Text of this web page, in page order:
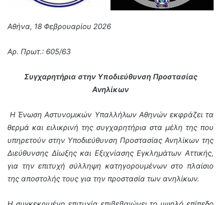
Αθήνα, 18 Φεβρουαρίου 2026
Αρ. Πρωτ.: 605/63
Συγχαρητήρια στην Υποδιεύθυνση Προστασίας
Ανηλίκων
Η Ένωση Αστυνομικών Υπαλλήλων Αθηνών εκφράζει τα
θερμά και ειλικρινή της συγχαρητήρια στα μέλη της που
υπηρετούν στην Υποδιεύθυνση Προστασίας Ανηλίκων της
Διεύθυνσης Δίωξης και Εξιχνίασης Εγκλημάτων Αττικής,
για την επιτυχή σύλληψη κατηγορουμένων στο πλαίσιο
της αποστολής τους για την προστασία των ανηλίκων.